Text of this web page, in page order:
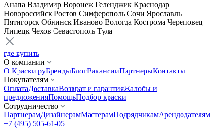
Анапа Владимир Воронеж Геленджик Краснодар
Новороссийск Ростов Симферополь Сочи Ярославль
Пятигорск Обнинск Иваново Вологда Кострома Череповец
Липецк Чехов Севастополь Тула
где купить
О компании
О Краски.руБрендыБлогВакансииПартнерыКонтакты
Покупателям
ОплатаДоставкаВозврат и гарантияЖалобы и
предложенияПомощьПодбор краски
Сотрудничество
ПартнерамДизайнерамМастерамПодрядчикамАрендодателям
+7 (495) 505-61-05